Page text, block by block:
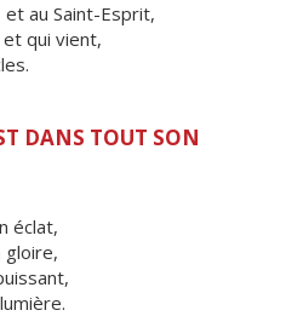
au Saint-Esprit,
qui vient,
DANS TOUT SON
éclat,